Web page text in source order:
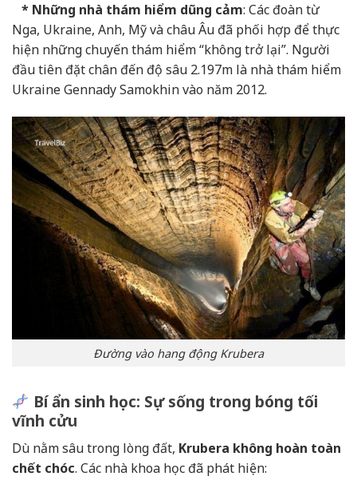
* Những nhà thám hiểm dũng cảm: Các đoàn từ
Nga, Ukraine, Anh, Mỹ và châu Âu đã phối hợp để thực
hiện những chuyến thám hiểm “không trở lại”. Người
đầu tiên đặt chân đến độ sâu 2.197m là nhà thám hiểm
Ukraine Gennady Samokhin vào năm 2012.
Đường vào hang động Krubera
Bí ẩn sinh học: Sự sống trong bóng tối
vĩnh cửu
Dù nằm sâu trong lòng đất, Krubera không hoàn toàn
chết chóc. Các nhà khoa học đã phát hiện: